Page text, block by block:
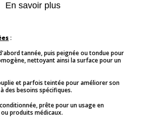
En savoir plus
:
tannée, puis peignée ou tondue pour
nettoyant ainsi la surface pour un
et parfois teintée pour améliorer son
des besoins spécifiques.
prête pour un usage en
produits médicaux.